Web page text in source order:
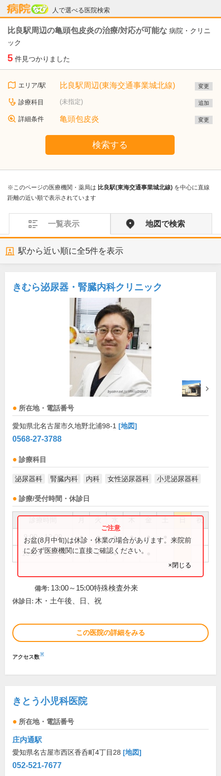
人で選べる医院検索
病院なび
比良駅周辺の亀頭包皮炎の治療/対応が可能な 病院・クリニ
ック
5 件見つかりました
エリア/駅 比良駅周辺(東海交通事業城北線) 変更
診療科目 (未指定) 追加
詳細条件 亀頭包皮炎 変更
検索する
※このページの医療機関・薬局は 比良駅(東海交通事業城北線) を中心に直線
距離の近い順で表示されています
一覧表示 地図で検索
駅から近い順に全5件を表示
きむら泌尿器・腎臓内科クリニック
所在地・電話番号
愛知県北名古屋市久地野北浦98-1 [地図]
0568-27-3788
診療科目
泌尿器科 腎臓内科 内科 女性泌尿器科 小児泌尿器科
診療/受付時間・休診日
祝
9:00～12:00 ● ● ● ● ●
16:00～19:00 ● ● ●
お盆(8月中旬)は休診・休業の場合があります。来院前
に必ず医療機関に直接ご確認ください。
×閉じる
備考: 13:00～15:00特殊検査外来
休診日: 木・土午後、日、祝
この医院の詳細をみる
アクセス数※
きとう小児科医院
所在地・電話番号
庄内通駅
愛知県名古屋市西区香呑町4丁目28 [地図]
052-521-7677